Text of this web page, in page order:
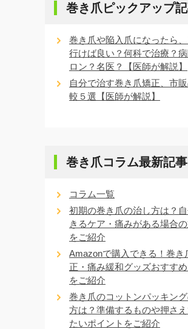
巻き爪ピックアップ
巻き爪や陥入爪になったら
行けば良い？何科で治療？
ロン？名医？【医師が解説】
自分で治す巻き爪矯正、市
較５選【医師が解説】
巻き爪コラム最新記事
コラム一覧
初期の巻き爪の治し方は？
きるケア・痛みがある場合
をご紹介
Amazonで購入できる！巻き
正・痛み緩和グッズおすす
をご紹介
巻き爪のコットンパッキン
方は？準備するものや押さ
たいポイントをご紹介